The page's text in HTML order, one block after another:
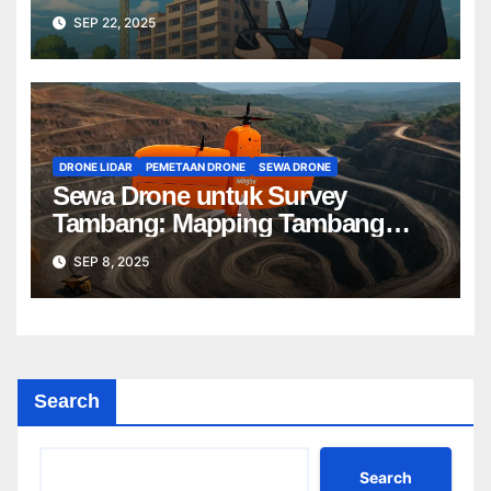
Terbaik untuk Proyek Anda
SEP 22, 2025
DRONE LIDAR PEMETAAN DRONE SEWA DRONE
Sewa Drone untuk Survey
Tambang: Mapping Tambang
Profesional Lebih Cepat & Akurat
SEP 8, 2025
Search
Search